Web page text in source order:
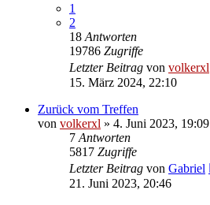
1
2
18 Antworten
19786 Zugriffe
Letzter Beitrag von volkerxl
15. März 2024, 22:10
Zurück vom Treffen
von volkerxl » 4. Juni 2023, 19:09
7 Antworten
5817 Zugriffe
Letzter Beitrag von Gabriel
21. Juni 2023, 20:46